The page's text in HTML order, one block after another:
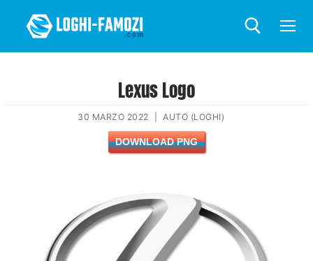
Lexus Logo
30 MARZO 2022 AUTO (LOGHI)
DOWNLOAD PNG